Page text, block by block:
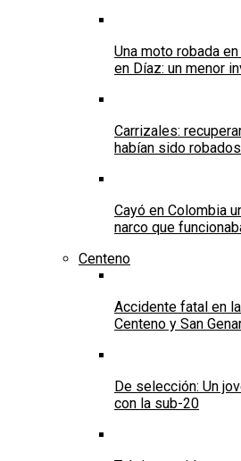
Una moto robada
en Díaz: un menor
Carrizales:
habían sido
Cayó en Colombia
narco que
Centeno
Accidente fatal en
Centeno y San
De selección: Un
con la sub-20